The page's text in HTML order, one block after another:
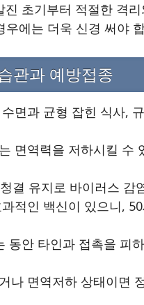
초기부터 적절한 격
에는 더욱 신경 써야
관과 예방접종
면과 균형 잡힌 식사,
면역력을 저하시킬 수
결 유지로 바이러스 감
적인 백신이 있으니,
동안 타인과 접촉을 피
나 면역저하 상태이면